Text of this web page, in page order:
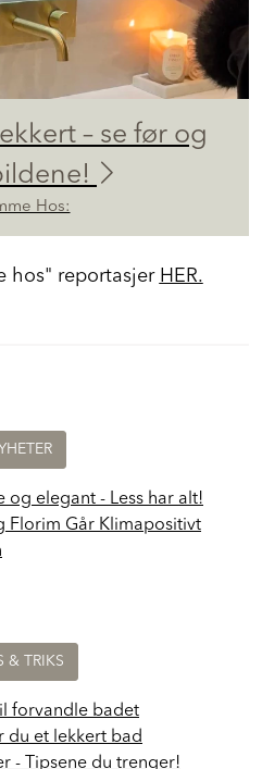
– se før og
Hos:
hos" reportasjer HER.
og elegant - Less har alt!
Går Klimapositivt
& TRIKS
forvandle badet
du et lekkert bad
- Tipsene du trenger!